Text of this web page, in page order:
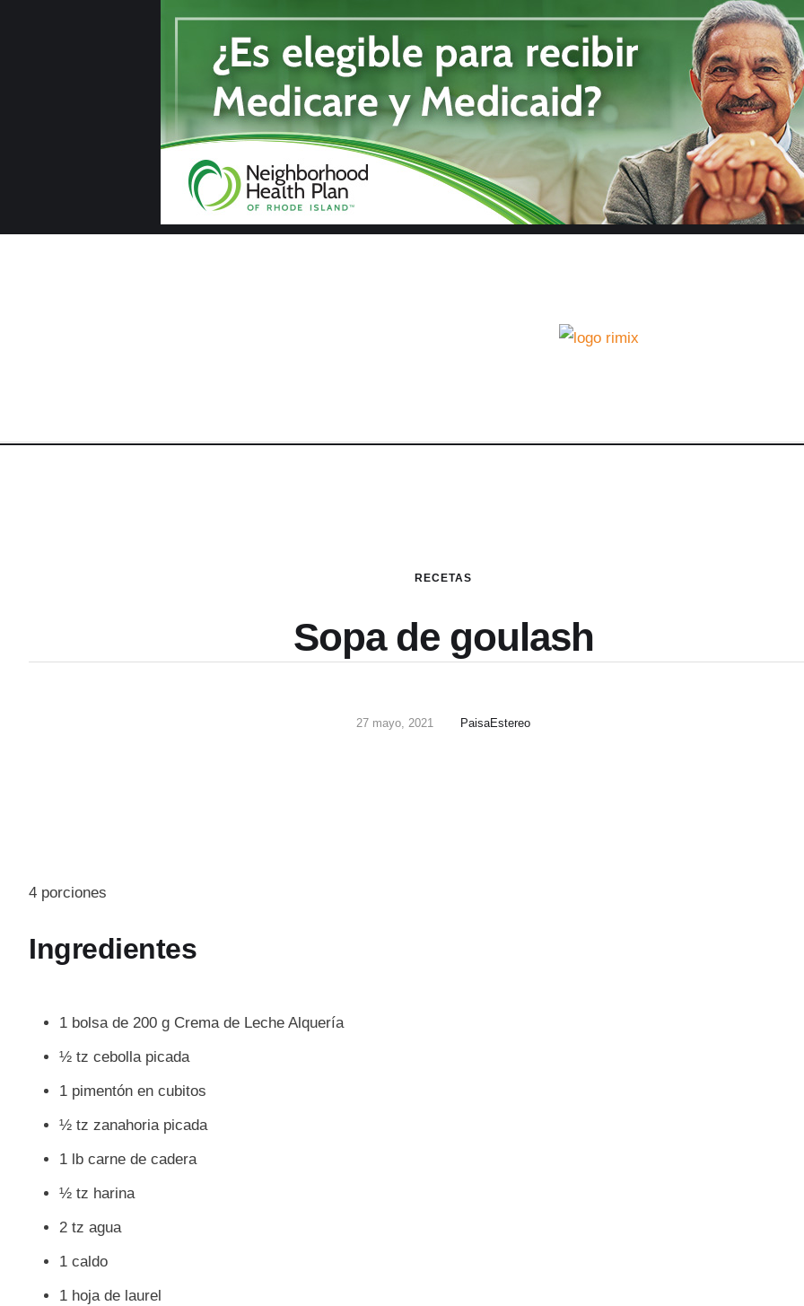
RECETAS
Sopa de goulash
27 mayo, 2021 PaisaEstereo
4 porciones
Ingredientes
1 bolsa de 200 g Crema de Leche Alquería
½ tz cebolla picada
1 pimentón en cubitos
½ tz zanahoria picada
1 lb carne de cadera
½ tz harina
2 tz agua
1 caldo
1 hoja de laurel